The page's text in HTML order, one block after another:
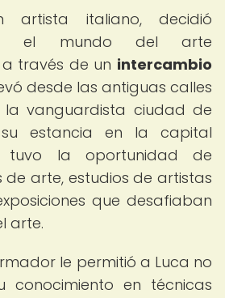
artista italiano, decidió
el mundo del arte
través de un intercambio
desde las antiguas calles
vanguardista ciudad de
su estancia en la capital
tuvo la oportunidad de
arte, estudios de artistas
que desafiaban
arte.
le permitió a Luca no
conocimiento en técnicas